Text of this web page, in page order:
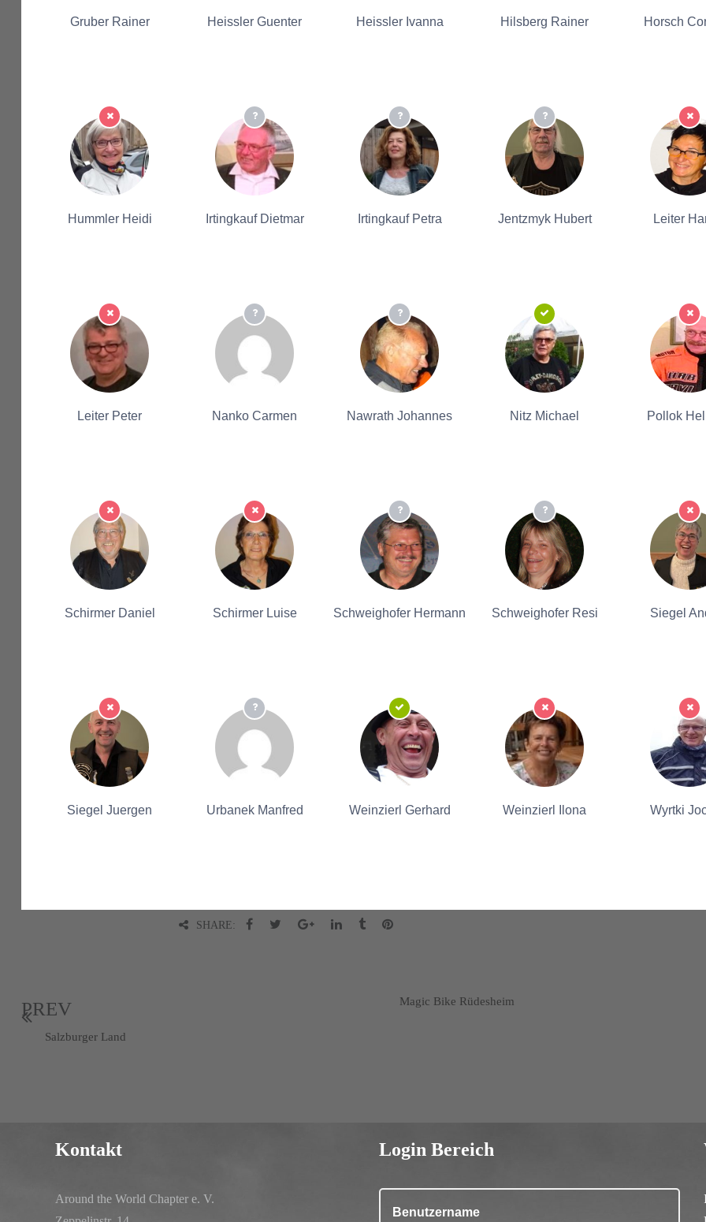
Gruber Rainer Heissler Guenter Heissler Ivanna Hilsberg Rainer Horsch
Hummler Heidi Irtingkauf Dietmar Irtingkauf Petra Jentzmyk Hubert Leiter
Leiter Peter Nanko Carmen Nawrath Johannes Nitz Michael Pollok
Schirmer Daniel Schirmer Luise Schweighofer Hermann Schweighofer Resi Siegel
Siegel Juergen Urbanek Manfred Weinzierl Gerhard Weinzierl Ilona Wyrtki
SHARE:
PREV
Salzburger Land
Magic Bike Rüdesheim
Kontakt
Around the World Chapter e. V.
Login Bereich
Benutzername